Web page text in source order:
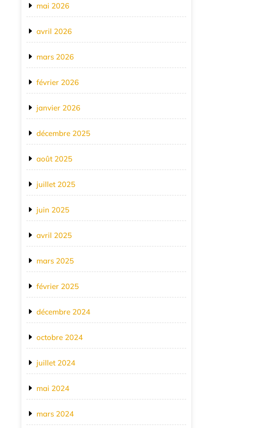
mai 2026
avril 2026
mars 2026
février 2026
janvier 2026
décembre 2025
août 2025
juillet 2025
juin 2025
avril 2025
mars 2025
février 2025
décembre 2024
octobre 2024
juillet 2024
mai 2024
mars 2024